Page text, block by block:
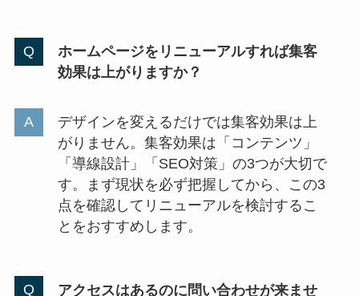
ホームページをリニューアルすれば集客
効果は上がりますか？
デザインを変えるだけでは集客効果は上
がりません。集客効果は「コンテンツ」
「導線設計」「SEO対策」の3つが大切で
す。まず現状を必ず把握してから、この3
点を確認してリニューアルを検討するこ
とをおすすめします。
アクセスはあるのに問い合わせが来ませ